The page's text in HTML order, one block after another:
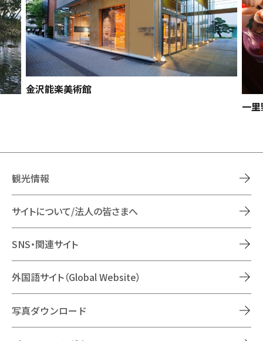
金沢能楽美術館
一
観光情報
サイトについて/法人の皆さまへ
SNS・関連サイト
外国語サイト（Global Website）
写真ダウンロード